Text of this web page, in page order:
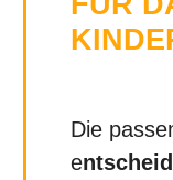
Die
e